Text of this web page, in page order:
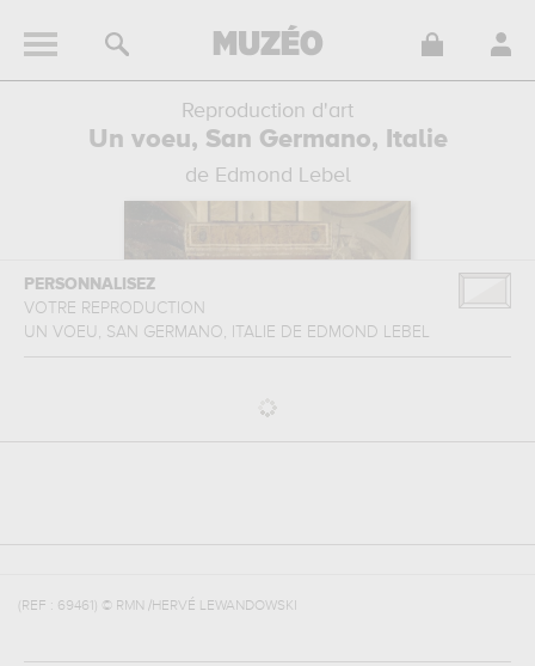
Reproduction d'art
Un voeu, San Germano, Italie
de Edmond Lebel
PERSONNALISEZ
VOTRE REPRODUCTION
UN VOEU, SAN GERMANO, ITALIE DE EDMOND LEBEL
(REF : 69461 ) © RMN /HERVÉ LEWANDOWSKI